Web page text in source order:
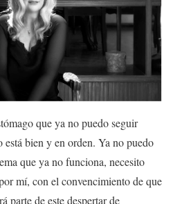
que ya no puedo seguir
bien y en orden. Ya no puedo
que ya no funciona, necesito
mí, con el convencimiento de que
parte de este despertar de